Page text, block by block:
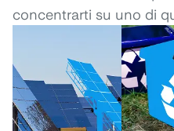
concentrarti su uno di